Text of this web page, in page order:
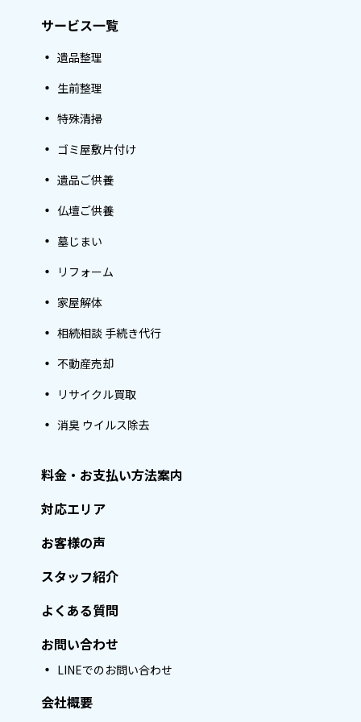
サービス一覧
遺品整理
生前整理
特殊清掃
ゴミ屋敷片付け
遺品ご供養
仏壇ご供養
墓じまい
リフォーム
家屋解体
相続相談 手続き代行
不動産売却
リサイクル買取
消臭 ウイルス除去
料金・お支払い方法案内
対応エリア
お客様の声
スタッフ紹介
よくある質問
お問い合わせ
LINEでのお問い合わせ
会社概要